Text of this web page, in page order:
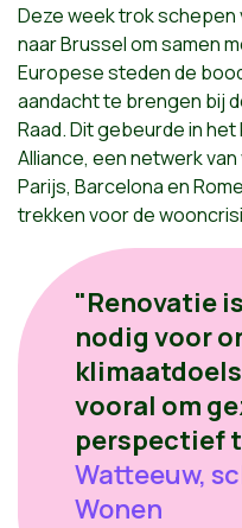
Deze week trok schepen
naar Brussel om samen
Europese steden de
aandacht te brengen bij
Raad. Dit gebeurde in
Alliance, een netwerk
Parijs, Barcelona en
trekken voor de
"Renovatie
nodig voor
vooral om
perspectief
Watteeuw,
Wonen